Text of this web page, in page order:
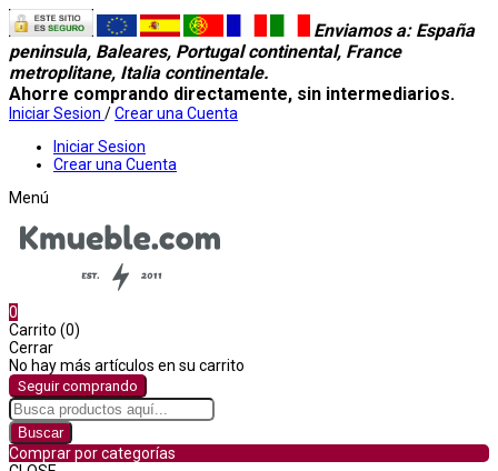
Enviamos a: España
peninsula, Baleares, Portugal continental, France
metroplitane, Italia continentale.
Ahorre comprando directamente, sin intermediarios.
Iniciar Sesion /Crear una Cuenta
Iniciar Sesion
Crear una Cuenta
Menú
0
Carrito (0)
Cerrar
No hay más artículos en su carrito
Seguir comprando
Buscar
Comprar por categorías